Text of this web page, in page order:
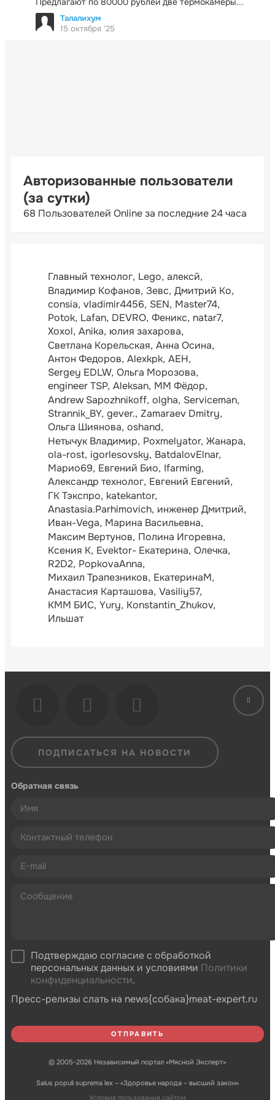
Талалихум
15 октября '25
Авторизованные пользователи
(за сутки)
68 Пользователей Online за последние 24 часа
Главный технолог Lego алексй
Владимир Кофанов Зевс Дмитрий Ко
consia vladimir4456 SEN Master74
Potok Lafan DEVRO Феникс natar7
Xoxol Anika юлия захарова
Светлана Корельская Анна Осина
Антон Федоров Alexkpk АЕН
Sergey EDLW Ольга Морозова
engineer TSP Aleksan ММ Фёдор
Andrew Sapozhnikoff olgha Serviceman
Strannik_BY gever. Zamaraev Dmitry
Ольга Шиянова oshand
Нетычук Владимир Poxmelyator Жанара
ola-rost igorlesovsky BatdalovElnar
Марио69 Евгений Био Ifarming
Александр технолог Евгений Евгений
ГК Тэкспро katekantor
Anastasia.Parhimovich инженер Дмитрий
Иван-Vega Марина Васильевна
Максим Вертунов Полина Игоревна
Ксения К Evektor- Екатерина Олечка
R2D2 PopkovaAnna
Михаил Трапезников ЕкатеринаМ
Анастасия Карташова Vasiliy57
КММ БИС Yury Konstantin_Zhukov
Ильшат
ПОДПИСАТЬСЯ НА НОВОСТИ
Обратная связь
Подтверждаю согласие с обработкой
персональных данных и условиями Политики
конфиденциальности.
Пресс-релизы слать на news{собака}meat-expert.ru
© 2005-2026 Независимый портал «Мясной Эксперт»
Salus populi suprema lex – «Здоровье народа – высший закон»
Условия пользования сайтом